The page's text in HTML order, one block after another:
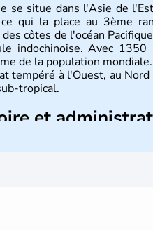
se situe dans l'Asie de
qui la place au 3ème
côtes de l'océan
indochinoise. Avec
de la population
tempéré à l'Ouest, au
tropical.
et